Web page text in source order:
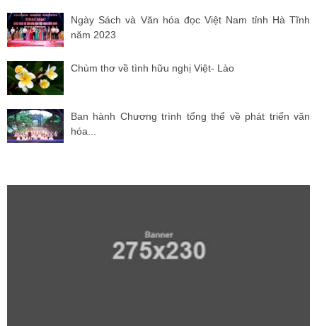
Ngày Sách và Văn hóa đọc Việt Nam tỉnh Hà Tĩnh
năm 2023
Chùm thơ về tình hữu nghị Việt- Lào
Ban hành Chương trình tổng thể về phát triển văn
hóa...